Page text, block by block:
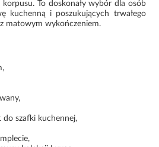
To doskonały wybór dla osób
kuchenną i poszukujących trwałego
matowym wykończeniem.
do szafki kuchennej,